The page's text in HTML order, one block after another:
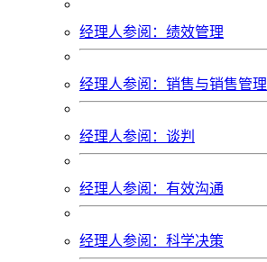
经理人参阅：绩效管理
经理人参阅：销售与销售管理
经理人参阅：谈判
经理人参阅：有效沟通
经理人参阅：科学决策